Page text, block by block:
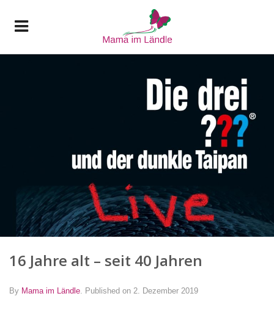
16 Jahre alt – seit 40 Jahren
By Mama im Ländle Published on 2. Dezember 2019